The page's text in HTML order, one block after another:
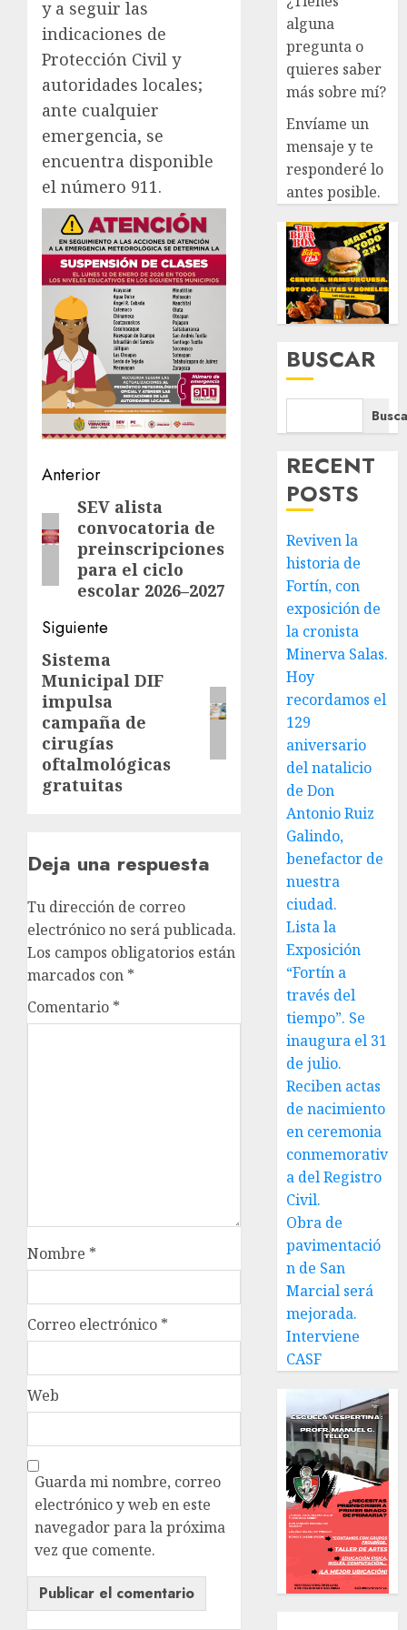
y a seguir las
indicaciones de
Protección Civil y
autoridades locales;
ante cualquier
emergencia, se
encuentra disponible
el número 911.
Navegación
de
entradas
Anterior
Entrada
anterior:
SEV alista
convocatoria de
preinscripciones
para el ciclo
escolar 2026–2027
Siguiente
Siguiente
entrada:
Sistema
Municipal DIF
impulsa
campaña de
cirugías
oftalmológicas
gratuitas
Deja una respuesta
Tu dirección de correo
electrónico no será publicada.
Los campos obligatorios están
marcados con *
Comentario *
Nombre *
Correo electrónico *
Web
Guarda mi nombre, correo
electrónico y web en este
navegador para la próxima
vez que comente.
alguna
pregunta o
quieres saber
más sobre mí?
Envíame un
mensaje y te
responderé lo
antes posible.
BUSCAR
RECENT
POSTS
Reviven la
historia de
Fortín, con
exposición de
la cronista
Minerva Salas.
Hoy
recordamos el
129
aniversario
del natalicio
de Don
Antonio Ruiz
Galindo,
benefactor de
nuestra
ciudad.
Lista la
Exposición
“Fortín a
través del
tiempo”. Se
inaugura el 31
de julio.
Reciben actas
de nacimiento
en ceremonia
conmemorativ
a del Registro
Civil.
Obra de
pavimentació
n de San
Marcial será
mejorada.
Interviene
CASF